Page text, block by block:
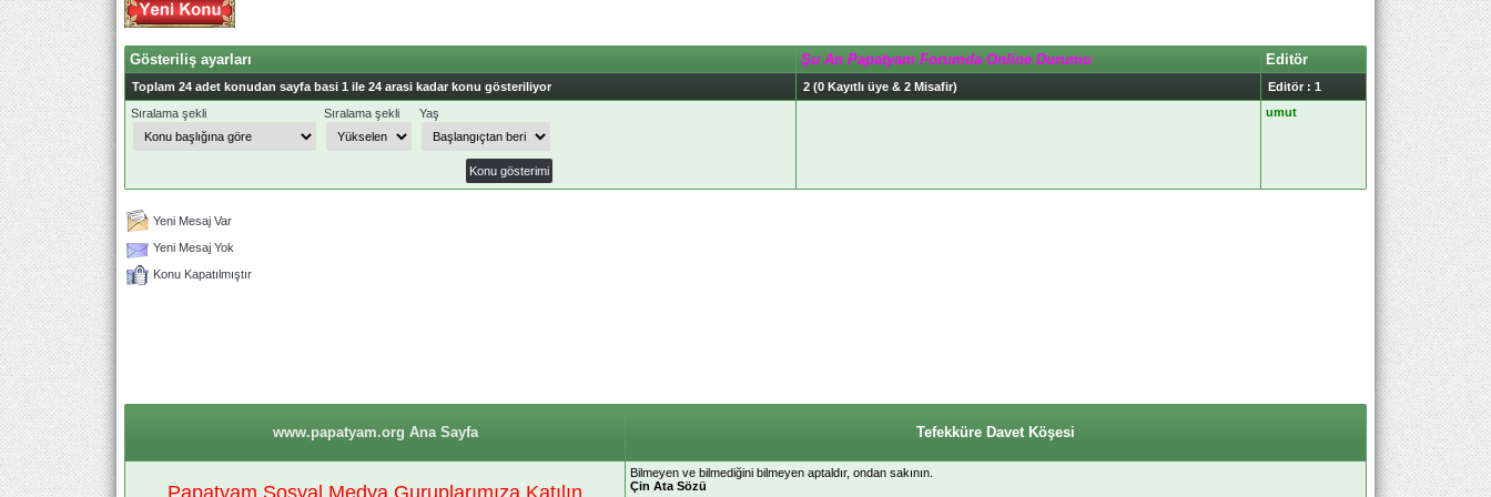
Gösteriliş ayarları Şu An Papatyam Forumda Online Durumu Editör
Toplam 24 adet konudan sayfa basi 1 ile 24 arasi kadar konu gösteriliyor 2 (0 Kayıtlı üye & 2 Misafir)
Editör : 1
Sıralama şekli
Sıralama şekli Yaş umut
Yeni Mesaj Var
Yeni Mesaj Yok
Konu Kapatılmıştır
www.papatyam.org Ana Sayfa Tefekküre Davet Köşesi
Bilmeyen ve bilmediğini bilmeyen aptaldır, ondan sakının.
Çin Ata Sözü